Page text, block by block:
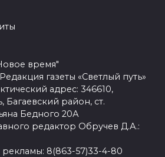
время"
газеты «Светлый путь»
адрес: 346610,
Багаевский район, ст.
Бедного 20А
редактор Обручев Д.А.:
рекламы: 8(863-57)33-4-80